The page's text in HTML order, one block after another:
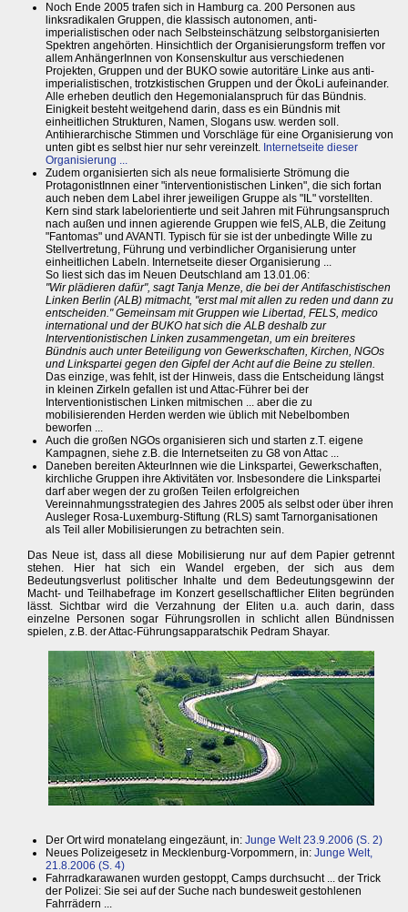
Noch Ende 2005 trafen sich in Hamburg ca. 200 Personen aus
linksradikalen Gruppen, die klassisch autonomen, anti-
imperialistischen oder nach Selbsteinschätzung selbstorganisierten
Spektren angehörten. Hinsichtlich der Organisierungsform treffen vor
allem AnhängerInnen von Konsenskultur aus verschiedenen
Projekten, Gruppen und der BUKO sowie autoritäre Linke aus anti-
imperialistischen, trotzkistischen Gruppen und der ÖkoLi aufeinander.
Alle erheben deutlich den Hegemonialanspruch für das Bündnis.
Einigkeit besteht weitgehend darin, dass es ein Bündnis mit
einheitlichen Strukturen, Namen, Slogans usw. werden soll.
Antihierarchische Stimmen und Vorschläge für eine Organisierung von
unten gibt es selbst hier nur sehr vereinzelt. Internetseite dieser
Organisierung ...
Zudem organisierten sich als neue formalisierte Strömung die
ProtagonistInnen einer "interventionistischen Linken", die sich fortan
auch neben dem Label ihrer jeweiligen Gruppe als "IL" vorstellten.
Kern sind stark labelorientierte und seit Jahren mit Führungsanspruch
nach außen und innen agierende Gruppen wie felS, ALB, die Zeitung
"Fantomas" und AVANTI. Typisch für sie ist der unbedingte Wille zu
Stellvertretung, Führung und verbindlicher Organisierung unter
einheitlichen Labeln. Internetseite dieser Organisierung ...
So liest sich das im Neuen Deutschland am 13.01.06:
"Wir plädieren dafür", sagt Tanja Menze, die bei der Antifaschistischen
Linken Berlin (ALB) mitmacht, "erst mal mit allen zu reden und dann zu
entscheiden." Gemeinsam mit Gruppen wie Libertad, FELS, medico
international und der BUKO hat sich die ALB deshalb zur
Interventionistischen Linken zusammengetan, um ein breiteres
Bündnis auch unter Beteiligung von Gewerkschaften, Kirchen, NGOs
und Linkspartei gegen den Gipfel der Acht auf die Beine zu stellen.
Das einzige, was fehlt, ist der Hinweis, dass die Entscheidung längst
in kleinen Zirkeln gefallen ist und Attac-Führer bei der
Interventionistischen Linken mitmischen ... aber die zu
mobilisierenden Herden werden wie üblich mit Nebelbomben
beworfen ...
Auch die großen NGOs organisieren sich und starten z.T. eigene
Kampagnen, siehe z.B. die Internetseiten zu G8 von Attac ...
Daneben bereiten AkteurInnen wie die Linkspartei, Gewerkschaften,
kirchliche Gruppen ihre Aktivitäten vor. Insbesondere die Linkspartei
darf aber wegen der zu großen Teilen erfolgreichen
Vereinnahmungsstrategien des Jahres 2005 als selbst oder über ihren
Ausleger Rosa-Luxemburg-Stiftung (RLS) samt Tarnorganisationen
als Teil aller Mobilisierungen zu betrachten sein.
Das Neue ist, dass all diese Mobilisierung nur auf dem Papier getrennt
stehen. Hier hat sich ein Wandel ergeben, der sich aus dem
Bedeutungsverlust politischer Inhalte und dem Bedeutungsgewinn der
Macht- und Teilhabefrage im Konzert gesellschaftlicher Eliten begründen
lässt. Sichtbar wird die Verzahnung der Eliten u.a. auch darin, dass
einzelne Personen sogar Führungsrollen in schlicht allen Bündnissen
spielen, z.B. der Attac-Führungsapparatschik Pedram Shayar.
Der Ort wird monatelang eingezäunt, in: Junge Welt 23.9.2006 (S. 2)
Neues Polizeigesetz in Mecklenburg-Vorpommern, in: Junge Welt,
21.8.2006 (S. 4)
Fahrradkarawanen wurden gestoppt, Camps durchsucht ... der Trick
der Polizei: Sie sei auf der Suche nach bundesweit gestohlenen
Fahrrädern ...